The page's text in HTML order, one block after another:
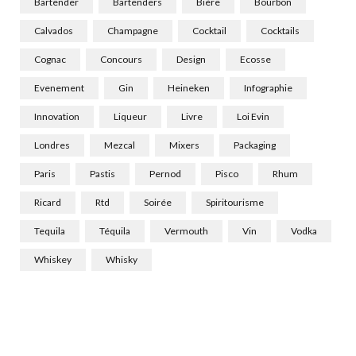
Calvados Champagne Cocktail Cocktails
Cognac Concours Design Ecosse
Evenement Gin Heineken Infographie
Innovation Liqueur Livre Loi Evin
Londres Mezcal Mixers Packaging
Paris Pastis Pernod Pisco Rhum
Ricard Rtd Soirée Spiritourisme
Tequila Téquila Vermouth Vin Vodka
Whiskey Whisky